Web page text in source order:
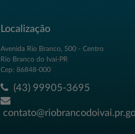
Localização
Avenida Rio Branco, 500 - Centro
Rio Branco do Ivaí-PR
Cep: 86848-000
(43) 99905-3695